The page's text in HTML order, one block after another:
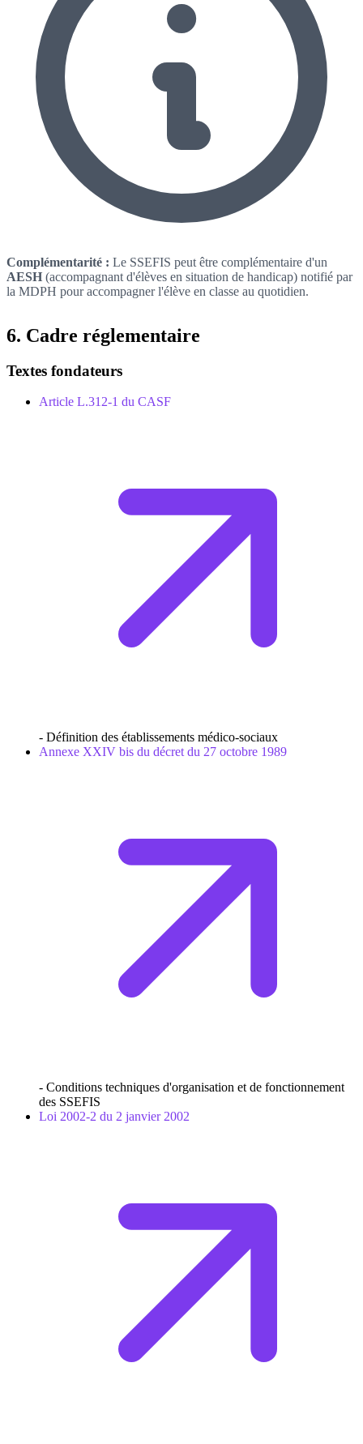
Complémentarité : Le SSEFIS peut être complémentaire d'un
AESH (accompagnant d'élèves en situation de handicap) notifié par
la MDPH pour accompagner l'élève en classe au quotidien.
6. Cadre réglementaire
Textes fondateurs
Article L.312-1 du CASF
- Définition des établissements médico-sociaux
Annexe XXIV bis du décret du 27 octobre 1989
- Conditions techniques d'organisation et de fonctionnement
des SSEFIS
Loi 2002-2 du 2 janvier 2002